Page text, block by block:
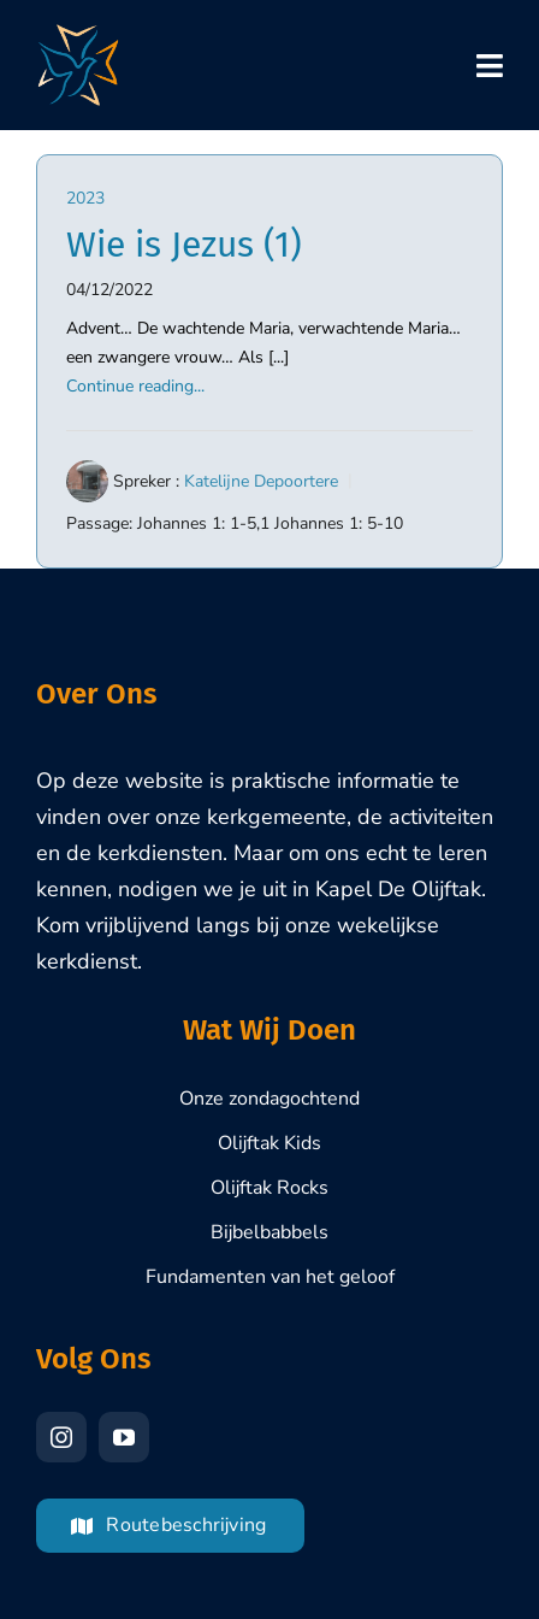
content
2023
Wie is Jezus (1)
04/12/2022
Advent… De wachtende Maria, verwachtende Maria…
een zwangere vrouw… Als [...]
Continue reading...
Spreker : Katelijne Depoortere
Passage: Johannes 1: 1-5,1 Johannes 1: 5-10
Over Ons
Op deze website is praktische informatie te
vinden over onze kerkgemeente, de activiteiten
en de kerkdiensten. Maar om ons echt te leren
kennen, nodigen we je uit in Kapel De Olijftak.
Kom vrijblijvend langs bij onze wekelijkse
kerkdienst.
Wat Wij Doen
Onze zondagochtend
Olijftak Kids
Olijftak Rocks
Bijbelbabbels
Fundamenten van het geloof
Volg Ons
Routebeschrijving